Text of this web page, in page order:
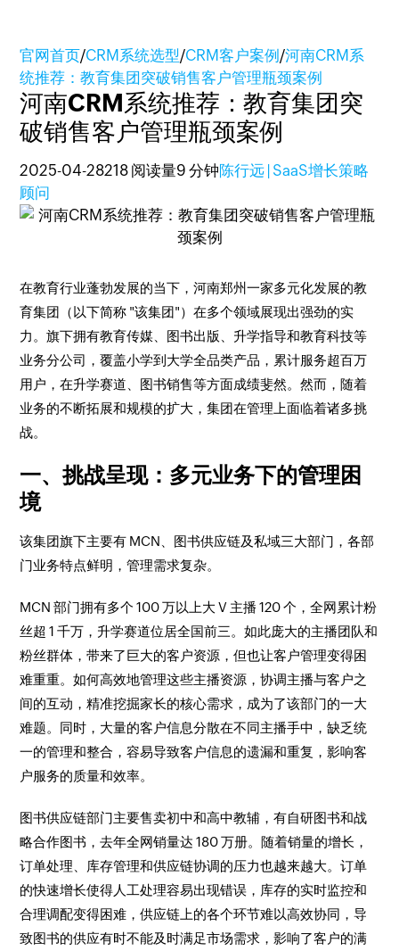
官网首页/CRM系统选型/CRM客户案例/河南CRM系
统推荐：教育集团突破销售客户管理瓶颈案例
河南CRM系统推荐：教育集团突
破销售客户管理瓶颈案例
2025-04-28218 阅读量9 分钟陈行远 | SaaS增长策略
顾问
在教育行业蓬勃发展的当下，河南郑州一家多元化发展的教
育集团（以下简称 "该集团"）在多个领域展现出强劲的实
力。旗下拥有教育传媒、图书出版、升学指导和教育科技等
业务分公司，覆盖小学到大学全品类产品，累计服务超百万
用户，在升学赛道、图书销售等方面成绩斐然。然而，随着
业务的不断拓展和规模的扩大，集团在管理上面临着诸多挑
战。​
一、挑战呈现：多元业务下的管理困
境​
该集团旗下主要有 MCN、图书供应链及私域三大部门，各部
门业务特点鲜明，管理需求复杂。​
MCN 部门拥有多个 100 万以上大 V 主播 120 个，全网累计粉
丝超 1 千万，升学赛道位居全国前三。如此庞大的主播团队和
粉丝群体，带来了巨大的客户资源，但也让客户管理变得困
难重重。如何高效地管理这些主播资源，协调主播与客户之
间的互动，精准挖掘家长的核心需求，成为了该部门的一大
难题。同时，大量的客户信息分散在不同主播手中，缺乏统
一的管理和整合，容易导致客户信息的遗漏和重复，影响客
户服务的质量和效率。​
图书供应链部门主要售卖初中和高中教辅，有自研图书和战
略合作图书，去年全网销量达 180 万册。随着销量的增长，
订单处理、库存管理和供应链协调的压力也越来越大。订单
的快速增长使得人工处理容易出现错误，库存的实时监控和
合理调配变得困难，供应链上的各个环节难以高效协同，导
致图书的供应有时不能及时满足市场需求，影响了客户的满